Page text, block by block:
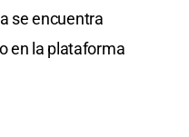
se encuentra
en la plataforma